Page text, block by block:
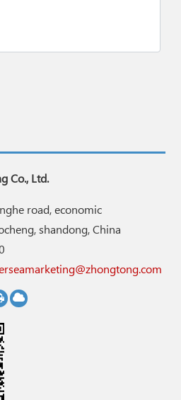
Co., Ltd.
road, economic
shandong, China